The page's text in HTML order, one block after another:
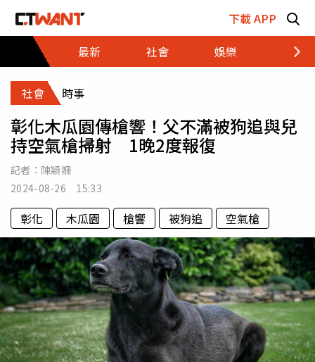
下載 APP
最新
社會 娛樂 財經
社會 時事
彰化木瓜園傳槍響！父不滿被狗追與兒
持空氣槍掃射 1晚2度報復
記者： 陳穎姍
2024-08-26 15:33
彰化 木瓜園 槍響 被狗追 空氣槍